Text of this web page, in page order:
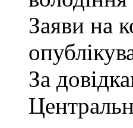
Заяви на
За